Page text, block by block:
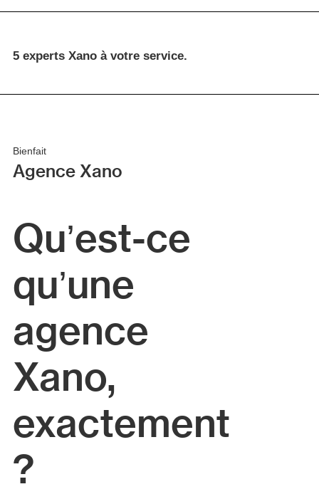
5 experts Xano à votre service.
Bienfait
Agence Xano
Qu’est-ce
qu’une
agence
Xano,
exactement
?